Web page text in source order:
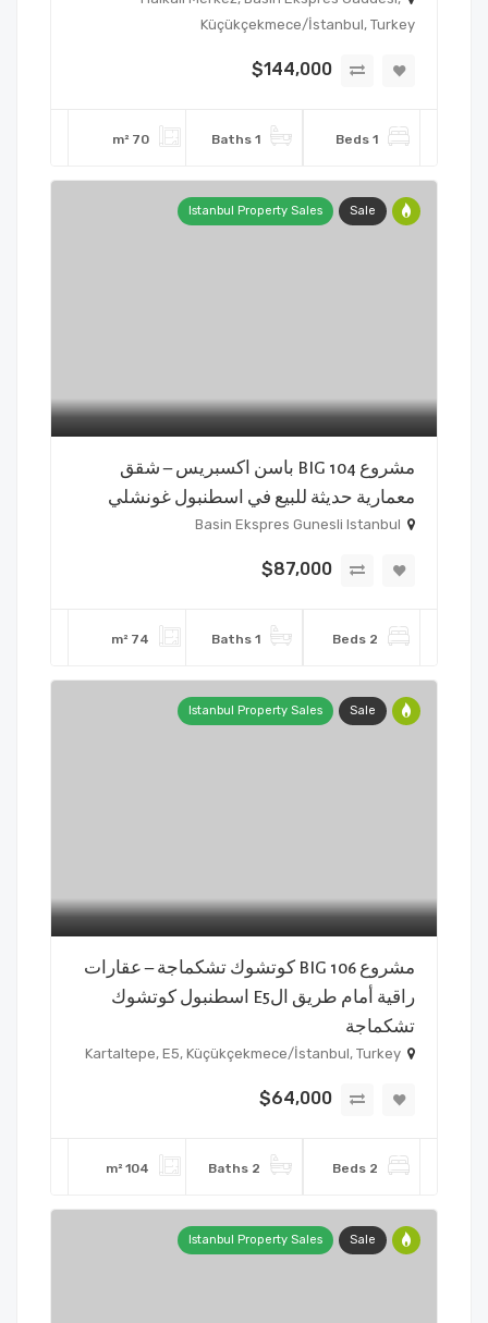
Küçükçekmece/İstanbul, Turkey
$144,000
1 Beds
1 Baths
70 m²
Sale
Istanbul Property Sales
مشروع BIG 104 باسن اكسبريس – شقق
معمارية حديثة للبيع في اسطنبول غونشلي
$87,000
2 Beds
1 Baths
74 m²
Sale
Istanbul Property Sales
مشروع BIG 106 كوتشوك تشكماجة – عقارات
راقية أمام طريق الE5 اسطنبول كوتشوك
تشكماجة
$64,000
2 Beds
2 Baths
104 m²
Sale
Istanbul Property Sales